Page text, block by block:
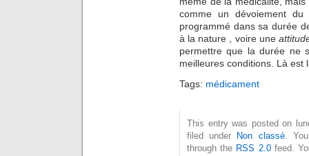
comme un dévoiement
programmé dans sa durée
à la nature , voire une
permettre que la durée ne
meilleures conditions. Là est
Tags: médicament
This entry was posted on
filed under
Non classé.
through the RSS 2.0feed.